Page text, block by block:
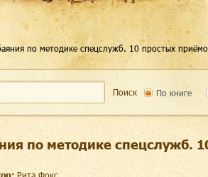
по методике спецслужб. 10 простых
Поиск По книге
по методике спецслужб.
Рита Фокс